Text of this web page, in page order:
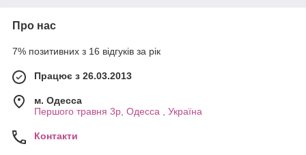
Про нас
7% позитивних з 16 відгуків за рік
Працює з 26.03.2013
м. Одесса
Першого травня 3р, Одесса , Україна
Контакти